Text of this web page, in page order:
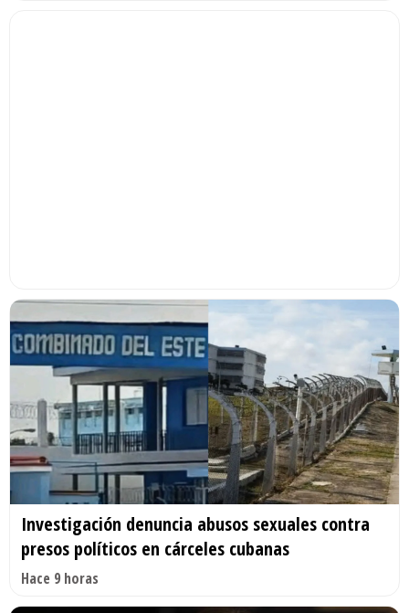
Investigación denuncia abusos sexuales contra
presos políticos en cárceles cubanas
Hace 9 horas